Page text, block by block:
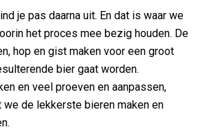
je pas daarna uit. En dat is waar we
het proces mee bezig houden. De
hop en gist maken voor een groot
bier gaat worden.
en veel proeven en aanpassen,
we de lekkerste bieren maken en